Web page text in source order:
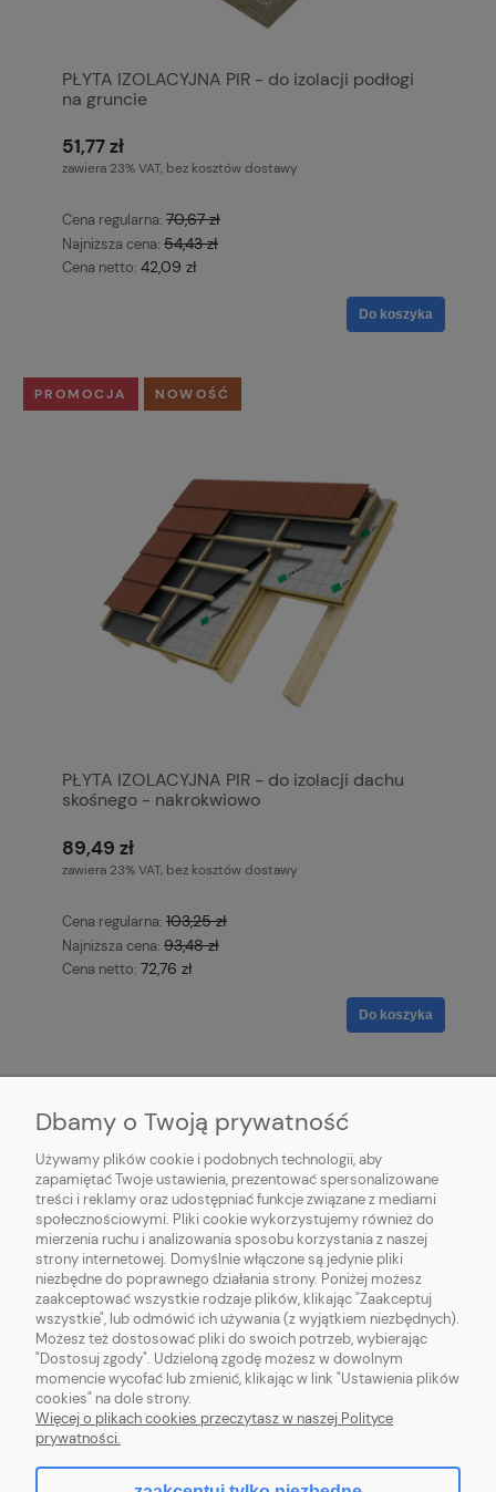
PŁYTA IZOLACYJNA PIR - do izolacji podłogi
na gruncie
51,77 zł
zawiera 23% VAT, bez kosztów dostawy
Cena regularna: 70,67 zł
Najniższa cena: 54,43 zł
Cena netto: 42,09 zł
Do koszyka
PŁYTA IZOLACYJNA PIR - do izolacji dachu
skośnego - nakrokwiowo
89,49 zł
zawiera 23% VAT, bez kosztów dostawy
Cena regularna: 103,25 zł
Najniższa cena: 93,48 zł
Cena netto: 72,76 zł
Do koszyka
PROMOCJA NOWOŚĆ
POMOC
MOJE KONTO
PŁATNOŚCI I DOSTAWA
INFORMACJE
O NAS
Dbamy o Twoją prywatność
Używamy plików cookie i podobnych technologii, aby
zapamiętać Twoje ustawienia, prezentować spersonalizowane
treści i reklamy oraz udostępniać funkcje związane z mediami
społecznościowymi. Pliki cookie wykorzystujemy również do
mierzenia ruchu i analizowania sposobu korzystania z naszej
strony internetowej. Domyślnie włączone są jedynie pliki
niezbędne do poprawnego działania strony. Poniżej możesz
zaakceptować wszystkie rodzaje plików, klikając "Zaakceptuj
wszystkie", lub odmówić ich używania (z wyjątkiem niezbędnych).
Możesz też dostosować pliki do swoich potrzeb, wybierając
"Dostosuj zgody". Udzieloną zgodę możesz w dowolnym
momencie wycofać lub zmienić, klikając w link "Ustawienia plików
cookies" na dole strony.
Więcej o plikach cookies przeczytasz w naszej Polityce
prywatności.